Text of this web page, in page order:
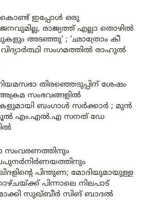
കൊണ്ട് ഇപ്പോൾ ഒരു
രാജ്യത്ത് എല്ലാ തൊഴിൽ
അടഞ്ഞു’ ; ‘ഛാത്രോം കീ
സംഗമത്തിൽ രാഹുൽ
തിരഞ്ഞെടുപ്പിന് ശേഷം
സംഭവങ്ങളിൽ
ബംഗാൾ സർക്കാർ ; മുൻ
എം.എൽ.എ സനത് ഡേ
സംവരണത്തിനും
പിന്തുണ; മോദിയുമായുള്ള
പിന്നാലെ നിലപാട്
സുഖ്ബീർ സിങ് ബാദൽ